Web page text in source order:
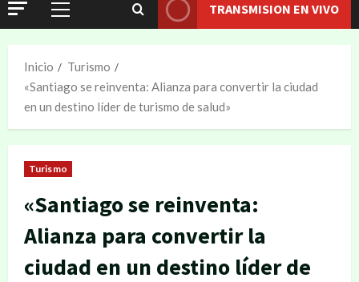
TRANSMISION EN VIVO
Inicio
Turismo
«Santiago se reinventa: Alianza para convertir la ciudad
en un destino líder de turismo de salud»
Turismo
«Santiago se reinventa:
Alianza para convertir la
ciudad en un destino líder de